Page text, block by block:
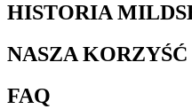
HISTORIA
NASZA KORZYŚĆ
FAQ